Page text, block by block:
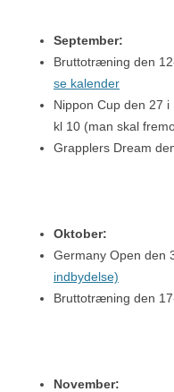
September:
Bruttotræning den
se kalender
Nippon Cup den 27
kl 10 (man skal
Grapplers Dream
Oktober:
Germany Open den
indbydelse)
Bruttotræning den
November: